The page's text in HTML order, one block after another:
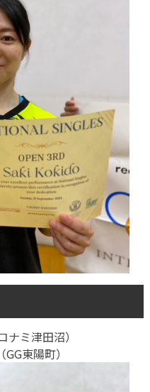
ミ津田沼）
東陽町）